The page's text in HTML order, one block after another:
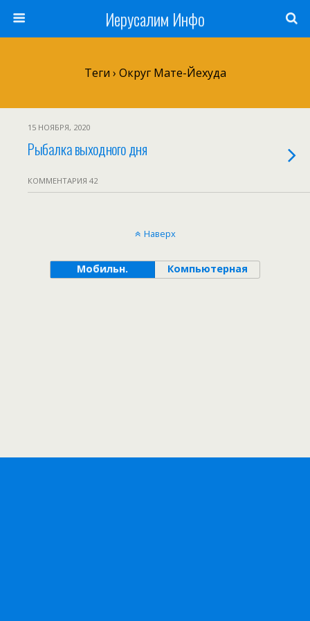
Иерусалим Инфо
Теги › Округ Мате-Йехуда
15 НОЯБРЯ, 2020
Рыбалка выходного дня
КОММЕНТАРИЯ 42
Наверх
Мобильн. Компьютерная